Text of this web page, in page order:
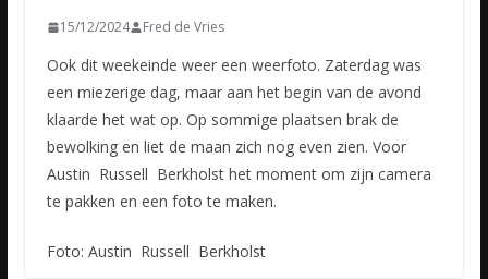
15/12/2024 Fred de Vries
Ook dit weekeinde weer een weerfoto. Zaterdag was
een miezerige dag, maar aan het begin van de avond
klaarde het wat op. Op sommige plaatsen brak de
bewolking en liet de maan zich nog even zien. Voor
Austin Russell Berkholst het moment om zijn camera
te pakken en een foto te maken.
Foto: Austin Russell Berkholst